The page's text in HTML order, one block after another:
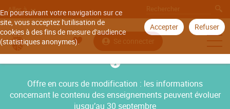
En poursuivant votre navigation sur ce
site, vous acceptez l'utilisation de
cookies à des fins de mesure d'audience
(statistiques anonymes).
Accepter Refuser
Aller à
Se connecter
Offre en cours de modification : les informations
concernant le contenu des enseignements peuvent évoluer
jusqu’au 30 septembre